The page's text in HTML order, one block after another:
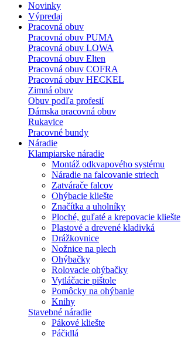
Novinky
Výpredaj
Pracovná obuv
Pracovná obuv PUMA
Pracovná obuv LOWA
Pracovná obuv Elten
Pracovná obuv COFRA
Pracovná obuv HECKEL
Zimná obuv
Obuv podľa profesií
Dámska pracovná obuv
Rukavice
Pracovné bundy
Náradie
Klampiarske náradie
Montáž odkvapového systému
Náradie na falcovanie striech
Zatvárače falcov
Ohýbacie kliešte
Značítka a uholníky
Ploché, guľaté a krepovacie kliešte
Plastové a drevené kladivká
Drážkovnice
Nožnice na plech
Ohýbačky
Rolovacie ohýbačky
Vytláčacie pištole
Pomôcky na ohýbanie
Knihy
Stavebné náradie
Pákové kliešte
Páčidlá